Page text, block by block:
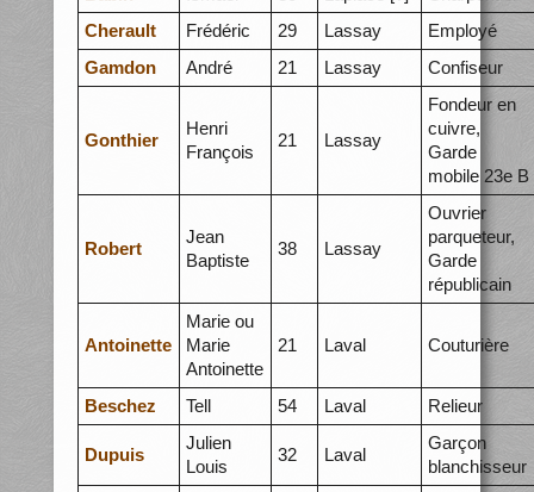
Cherault
Frédéric 29 Lassay
Employé
Gamdon
André 21 Lassay Confiseur
Gonthier
Henri
François
21 Lassay
Fondeur en
cuivre,
Garde
mobile 23e B
Robert
Jean
Baptiste
38 Lassay
Ouvrier
parqueteur,
Garde
républicain
Antoinette
Marie ou
Marie
Antoinette
21 Laval Couturière
Beschez Tell 54 Laval Relieur
Dupuis
Julien
Louis
32 Laval
Garçon
blanchisseur